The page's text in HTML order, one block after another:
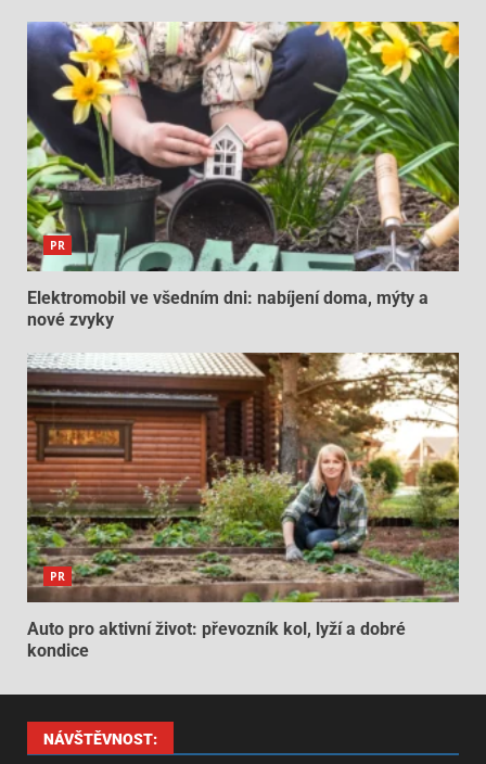
PR
Elektromobil ve všedním dni: nabíjení doma, mýty a
nové zvyky
PR
Auto pro aktivní život: převozník kol, lyží a dobré
kondice
NÁVŠTĚVNOST: